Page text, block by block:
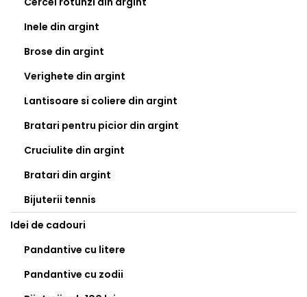
Inele din argint
Brose din argint
Verighete din argint
Lantisoare si coliere din argint
Bratari pentru picior din argint
Cruciulite din argint
Bratari din argint
Bijuterii tennis
Idei de cadouri
Pandantive cu litere
Pandantive cu zodii